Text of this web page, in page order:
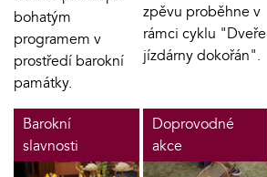
bohatým
programem v
prostředí barokní
památky.
zpěvu proběhne v
rámci cyklu "Dveře
jízdárny dokořán".
Barokní
slavnosti
Doprovodné
akce